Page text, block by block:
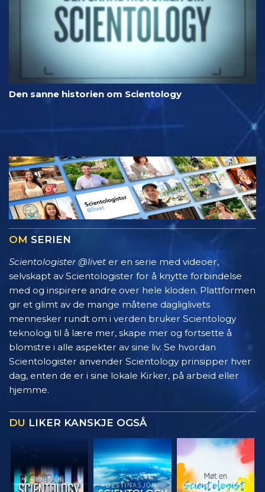
Den sanne historien om Scientology
OM SERIEN
Scientologister @livet er en serie med videoer,
selvskapt av Scientologister for å knytte forbindelse
med og inspirere andre over hele kloden. Plattformen
gir et glimt av de mange måtene dagliglivets
mennesker rundt om i verden bruker Scientology
teknologi til å lære mer, skape mer og fortsette å
blomstre i alle aspekter av sine liv. Se hvordan
Scientologister anvender Scientology prinsipper hver
dag, enten de er i sine lokale Kirker, på arbeid eller
hjemme.
DU LIKER KANSKJE OGSÅ